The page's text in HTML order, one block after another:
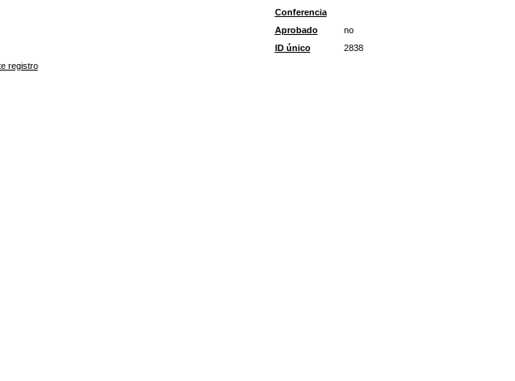
Conferencia
Aprobado
no
ID único
2838
registro